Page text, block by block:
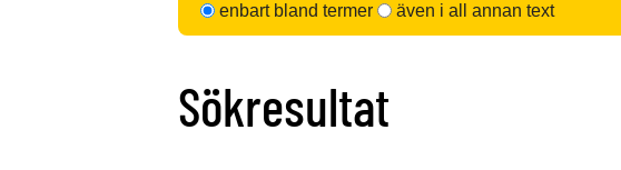
enbart bland termer
även i all annan text
Sökresultat